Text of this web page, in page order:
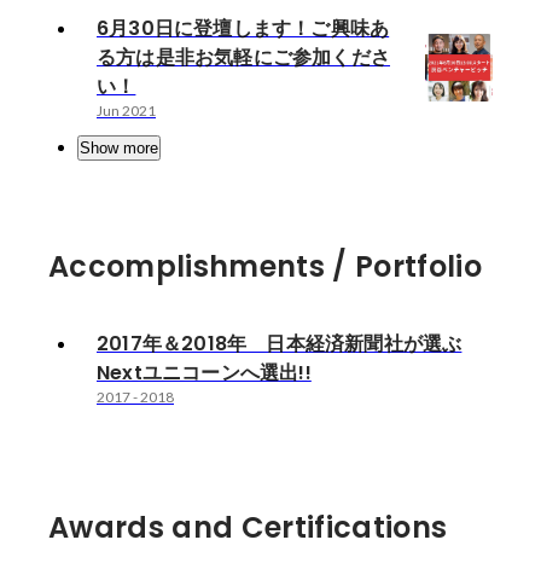
6月30日に登壇します！ご興味あ
る方は是非お気軽にご参加くださ
い！
Jun 2021
Show more
Accomplishments / Portfolio
2017年＆2018年 日本経済新聞社が選ぶ
Nextユニコーンへ選出!!
2017-2018
Awards and Certifications